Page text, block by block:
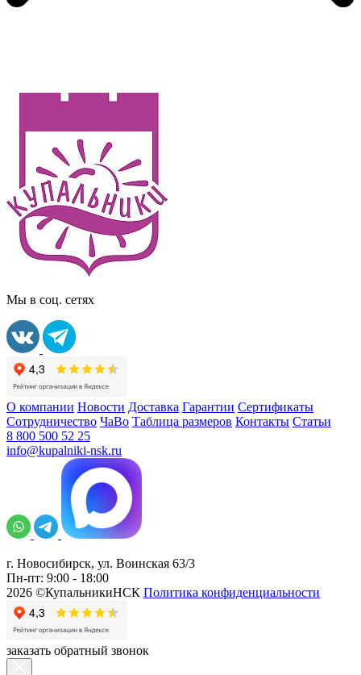
Мы в соц. сетях
О компании Новости Доставка Гарантии Сертификаты
Сотрудничество ЧаВо Таблица размеров Контакты Статьи
8 800 500 52 25
info@kupalniki-nsk.ru
г. Новосибирск, ул. Воинская 63/3
Пн-пт: 9:00 - 18:00
2026 ©КупальникиНСК Политика конфиденциальности
заказать обратный звонок